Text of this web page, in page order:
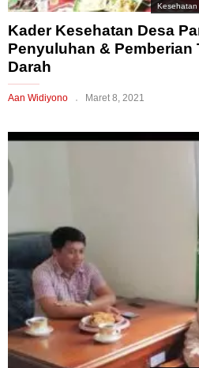
Kesehatan
Kader Kesehatan Desa
Penyuluhan & Pemberian
Darah
Aan Widiyono Maret 8, 2021